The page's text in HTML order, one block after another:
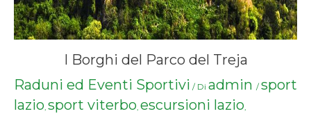
I Borghi del Parco del Treja
Raduni ed Eventi Sportivi / Di admin / sport
lazio, sport viterbo, escursioni lazio,